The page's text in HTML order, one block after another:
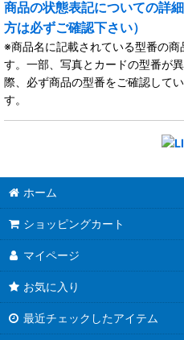
商品の状態表記についての詳
方は必ずご確認下さい）
※商品名に記載されている型番の
す。一部、写真とカードの型番が
際、必ず商品の型番をご確認して
す。
ホーム
ショッピングカート
マイページ
お気に入り
最近チェックしたアイテム